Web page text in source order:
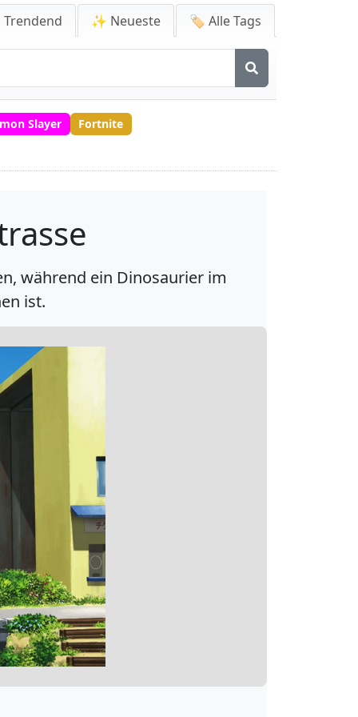
✨ Neueste 🏷️ Alle Tags
Slayer Fortnite
während ein Dinosaurier im
ist.